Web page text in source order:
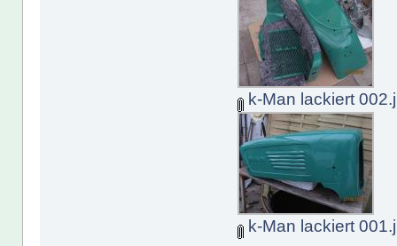
k-Man lackiert
k-Man lackiert